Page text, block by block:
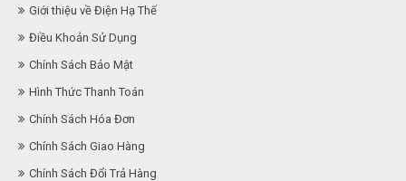
Giới thiệu về Điện Hạ Thế
Điều Khoản Sử Dụng
Chính Sách Bảo Mật
Hình Thức Thanh Toán
Chính Sách Hóa Đơn
Chính Sách Giao Hàng
Chính Sách Đổi Trả Hàng